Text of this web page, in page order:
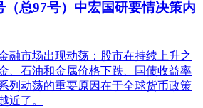
（总97号）中宏国研要情决策内
融市场出现动荡：股市在持续上升之
、石油和金属价格下跌、国债收益率
列动荡的重要原因在于全球货币政策
近了。